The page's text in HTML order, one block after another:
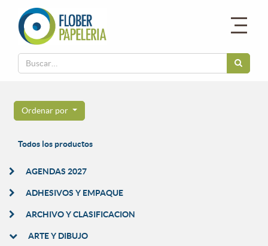
Ordenar por
Todos los productos
AGENDAS 2027
ADHESIVOS Y EMPAQUE
ARCHIVO Y CLASIFICACION
ARTE Y DIBUJO